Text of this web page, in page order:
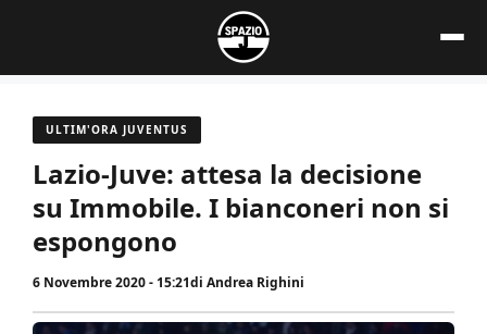
contenuto
ULTIM'ORA JUVENTUS
Lazio-Juve: attesa la decisione
su Immobile. I bianconeri non si
espongono
6 Novembre 2020 - 15:21di Andrea Righini